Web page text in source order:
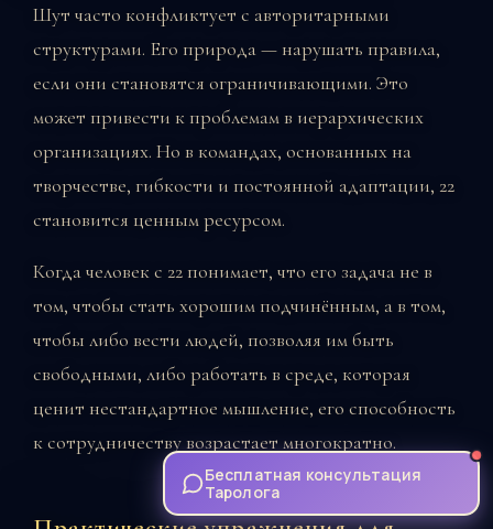
Шут часто конфликтует с авторитарными
структурами. Его природа — нарушать правила,
если они становятся ограничивающими. Это
может привести к проблемам в иерархических
организациях. Но в командах, основанных на
творчестве, гибкости и постоянной адаптации, 22
становится ценным ресурсом.
Когда человек с 22 понимает, что его задача не в
том, чтобы стать хорошим подчинённым, а в том,
чтобы либо вести людей, позволяя им быть
свободными, либо работать в среде, которая
ценит нестандартное мышление, его способность
к сотрудничеству возрастает многократно.
Бесплатная консультация
Таролога